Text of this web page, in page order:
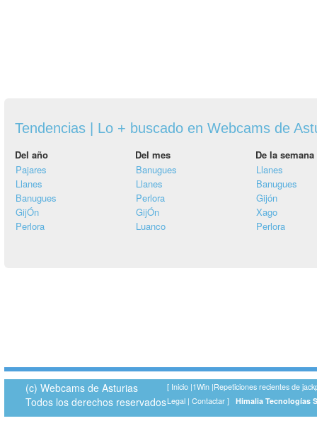
Tendencias | Lo + buscado en Webcams de
Del año Del mes
De la semana
Pajares
Llanes
Banugues
GijÓn
Perlora
Banugues
Llanes
Perlora
GijÓn
Luanco
Llanes
Banugues
Gijón
Xago
Perlora
(c) Webcams de Asturias
Todos los derechos reservados
[ Inicio |1Win |Repeticiones recientes de
Legal | Contactar ] Himalia Tecnologías